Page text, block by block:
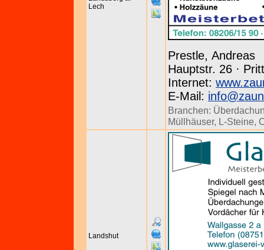
Lech
Prestle, Andreas
Hauptstr. 26 ·
Internet:
E-Mail:
Branchen:
Müllhäuser, L-Steine,
Landshut